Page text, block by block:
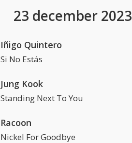
23 december 2023
Iñigo Quintero
Si No Estás
Jung Kook
Standing Next To You
Racoon
Nickel For Goodbye